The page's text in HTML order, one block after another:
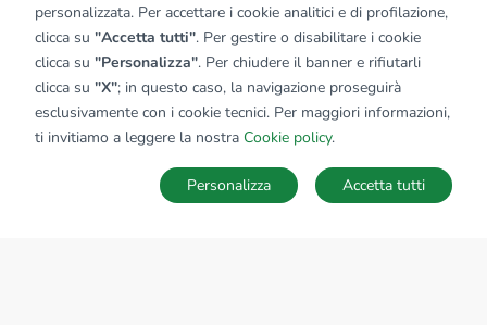
SALVA RICERCA
personalizzata. Per accettare i cookie analitici e di profilazione,
clicca su "Accetta tutti". Per gestire o disabilitare i cookie
clicca su "Personalizza". Per chiudere il banner e rifiutarli
clicca su "X"; in questo caso, la navigazione proseguirà
esclusivamente con i cookie tecnici. Per maggiori informazioni,
ti invitiamo a leggere la nostra Cookie policy.
Accetta tutti
Personalizza